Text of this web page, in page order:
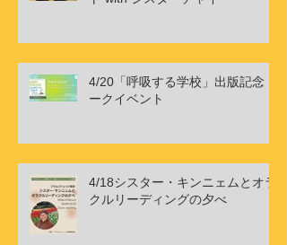
4/20「呼吸する学校」出版記念ト
ークイベント
4/18シスター・キンニェムとオラ
クルリーディングの夕べ